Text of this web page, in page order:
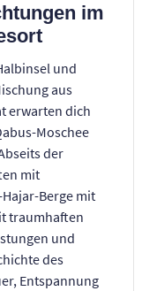
im
und
aus
erwarten dich
Moschee
der
mit
Berge mit
traumhaften
und
des
Entspannung